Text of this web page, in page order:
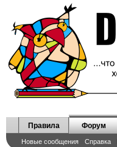
Правила Форум
Новые сообщения Справка